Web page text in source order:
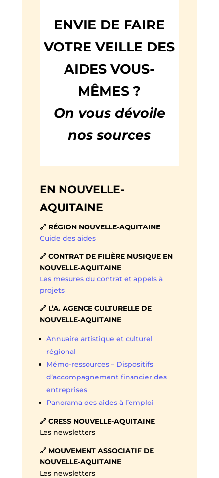
ENVIE DE FAIRE
VOTRE VEILLE DES
AIDES VOUS-
MÊMES ?
On vous dévoile
nos sources
EN NOUVELLE-
AQUITAINE
🔗 RÉGION NOUVELLE-AQUITAINE
Guide des aides
🔗 CONTRAT DE FILIÈRE MUSIQUE EN
NOUVELLE-AQUITAINE
Les mesures du contrat et appels à
projets
🔗 L’A. AGENCE CULTURELLE DE
NOUVELLE-AQUITAINE
Annuaire artistique et culturel
régional
Mémo-ressources – Dispositifs
d’accompagnement financier des
entreprises
Panorama des aides à l’emploi
🔗 CRESS NOUVELLE-AQUITAINE
Les newsletters
🔗 MOUVEMENT ASSOCIATIF DE
NOUVELLE-AQUITAINE
Les newsletters